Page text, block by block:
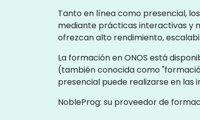
Tanto en línea como presencial,
mediante prácticas interactivas y
ofrezcan alto rendimiento,
La formación en ONOS está
(también conocida como
presencial puede realizarse en las
NobleProg: su proveedor de